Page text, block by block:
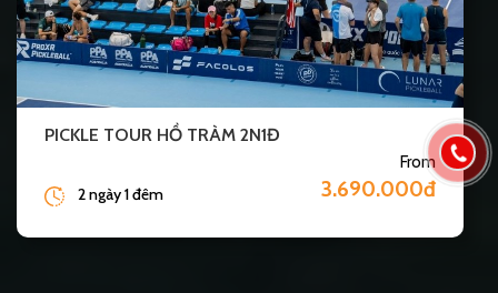
PICKLE TOUR HỒ TRÀM 2N1Đ
From
3.690.000đ
2 ngày 1 đêm